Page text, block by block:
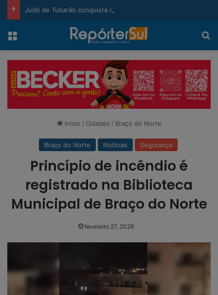
Menu
Início / Cidades / Braço do Norte
Braço do Norte Notícias Segurança
Princípio de incêndio é
registrado na Biblioteca
Municipal de Braço do Norte
fevereiro 27, 2026